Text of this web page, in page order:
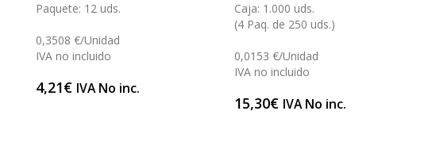
Paquete: 12 uds.
0,3508 €/Unidad
IVA no incluido
4,21€ IVA No inc.
Caja: 1.000 uds.
(4 Paq. de 250 uds.)
0,0153 €/Unidad
IVA no incluido
15,30€ IVA No inc.